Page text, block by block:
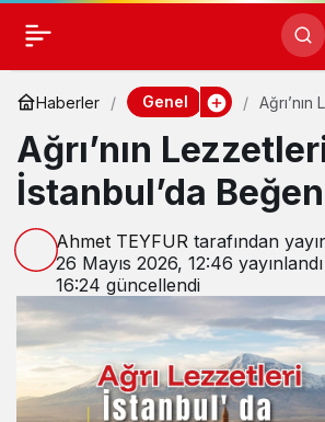
Haberler Genel
Ağrı’nın
İstanbul’da
Ahmet TEYFUR tarafından
26 Mayıs 2026, 12:46 yayınlandı
16:24 güncellendi